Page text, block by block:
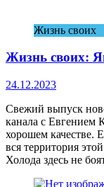
Жизнь своих
Жизнь своих:
24.12.2023
Свежий выпуск
канала с Евгением
хорошем качестве.
вся территория
Холода здесь не